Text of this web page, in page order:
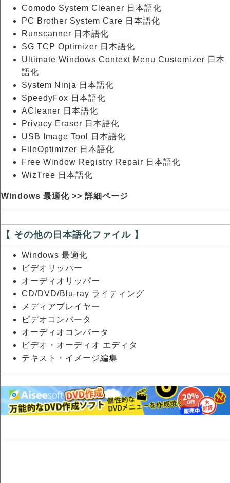
Comodo System Cleaner 日本語化
PC Brother System Care 日本語化
Runscanner 日本語化
SG TCP Optimizer 日本語化
Ultimate Windows Context Menu Customizer 日本
語化
System Ninja 日本語化
SpeedyFox 日本語化
ACleaner 日本語化
Privacy Eraser 日本語化
USB Image Tool 日本語化
FileOptimizer 日本語化
Free Window Registry Repair 日本語化
WizTree 日本語化
Windows 最適化 >> 詳細ページ
【 その他の日本語化ファイル 】
Windows 最適化
ビデオリッパー
オーディオリッパー
CD/DVD/Blu-ray ライティング
メディアプレイヤー
ビデオコンバータ
オーディオコンバータ
ビデオ・オーディオ エディタ
テキスト・イメージ編集